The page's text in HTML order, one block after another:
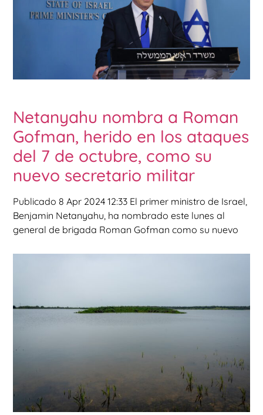
Netanyahu nombra a Roman
Gofman, herido en los ataques
del 7 de octubre, como su
nuevo secretario militar
Publicado 8 Apr 2024 12:33 El primer ministro de Israel,
Benjamin Netanyahu, ha nombrado este lunes al
general de brigada Roman Gofman como su nuevo